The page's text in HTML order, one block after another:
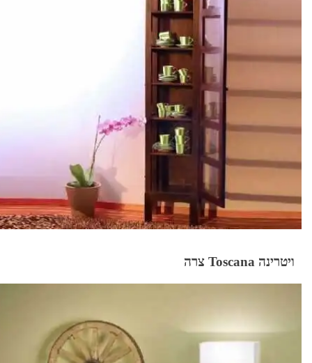
ויטרינה Toscana צרה